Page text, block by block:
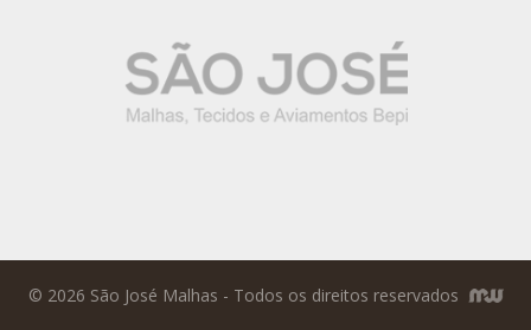
© 2026 São José Malhas - Todos os direitos reservados